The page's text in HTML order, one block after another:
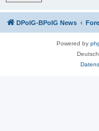
DPolG-BPolG News
Powered by